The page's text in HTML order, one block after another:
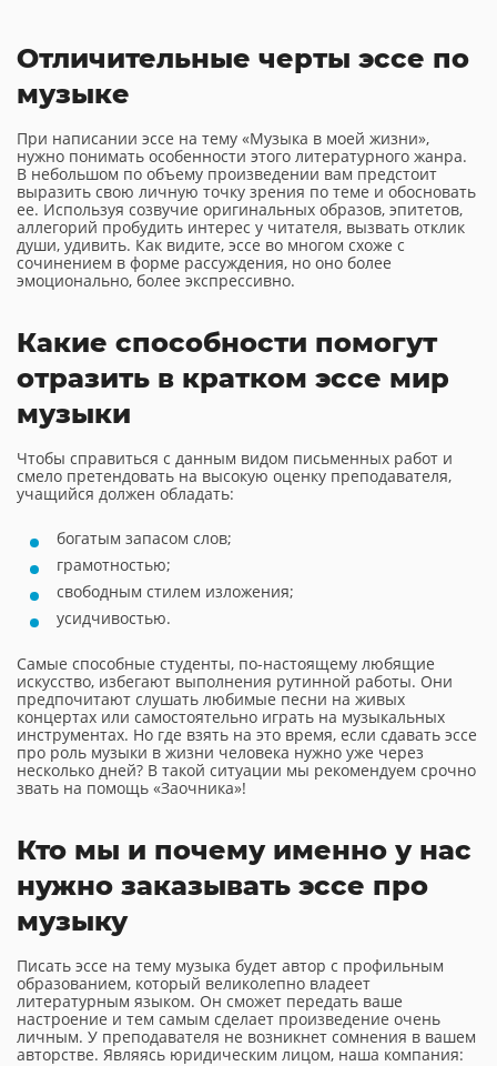
Отличительные черты эссе по
музыке
При написании эссе на тему «Музыка в моей жизни»,
нужно понимать особенности этого литературного жанра.
В небольшом по объему произведении вам предстоит
выразить свою личную точку зрения по теме и обосновать
ее. Используя созвучие оригинальных образов, эпитетов,
аллегорий пробудить интерес у читателя, вызвать отклик
души, удивить. Как видите, эссе во многом схоже с
сочинением в форме рассуждения, но оно более
эмоционально, более экспрессивно.
Какие способности помогут
отразить в кратком эссе мир
музыки
Чтобы справиться с данным видом письменных работ и
смело претендовать на высокую оценку преподавателя,
учащийся должен обладать:
богатым запасом слов;
грамотностью;
свободным стилем изложения;
усидчивостью.
Самые способные студенты, по-настоящему любящие
искусство, избегают выполнения рутинной работы. Они
предпочитают слушать любимые песни на живых
концертах или самостоятельно играть на музыкальных
инструментах. Но где взять на это время, если сдавать эссе
про роль музыки в жизни человека нужно уже через
несколько дней? В такой ситуации мы рекомендуем срочно
звать на помощь «Заочника»!
Кто мы и почему именно у нас
нужно заказывать эссе про
музыку
Писать эссе на тему музыка будет автор с профильным
образованием, который великолепно владеет
литературным языком. Он сможет передать ваше
настроение и тем самым сделает произведение очень
личным. У преподавателя не возникнет сомнения в вашем
авторстве. Являясь юридическим лицом, наша компания: